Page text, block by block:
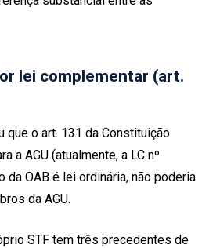
lei complementar (art.
que o art. 131 da Constituição
a AGU (atualmente, a LC nº
da OAB é lei ordinária, não poderia
da AGU.
STF tem três precedentes de